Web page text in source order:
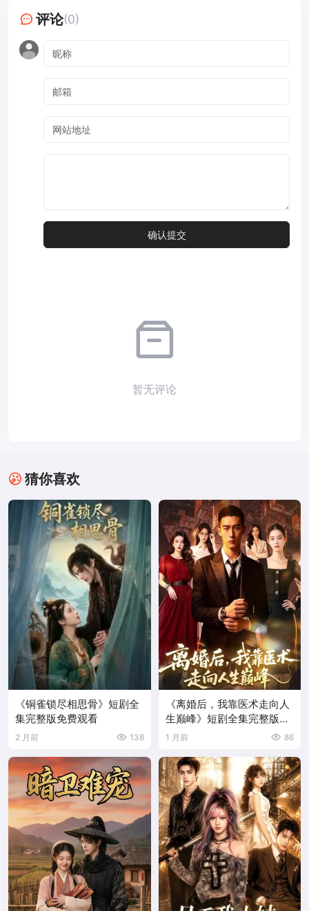
评论(0)
暂无评论
猜你喜欢
《铜雀锁尽相思骨》短剧全
集完整版免费观看
2 月前 138
《离婚后，我靠医术走向人
生巅峰》短剧全集完整版免
费观看
1 月前 86